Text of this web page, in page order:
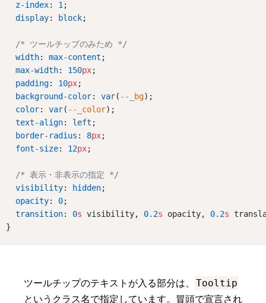
z-index: 1;
display: block;
/* ツールチップのみため */
width: max-content ;
max-width: 150px;
padding: 10px;
background-color: var( --_bg);
color: var( --_color);
text-align: left ;
border-radius : 8px;
font-size: 12px;
/* 表示・非表示の指定 */
visibility: hidden;
opacity: 0;
transition: 0s visibility, 0.2s opacity, 0.2s
}
ツールチップのテキストが入る部分は、 Tooltip
というクラス名で指定しています。冒頭で宣言され